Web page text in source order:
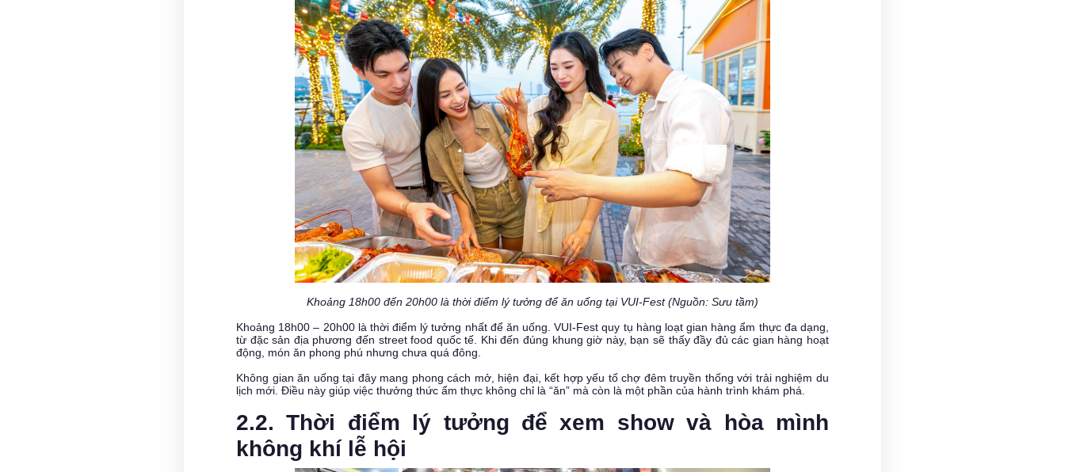
Khoảng 18h00 đến 20h00 là thời điểm lý tưởng để ăn uống tại VUI-Fest (Nguồn: Sưu tầm)
Khoảng 18h00 – 20h00 là thời điểm lý tưởng nhất để ăn uống. VUI-Fest quy tụ hàng loạt gian hàng ẩm thực đa dạng,
từ đặc sản địa phương đến street food quốc tế. Khi đến đúng khung giờ này, bạn sẽ thấy đầy đủ các gian hàng hoạt
động, món ăn phong phú nhưng chưa quá đông.
Không gian ăn uống tại đây mang phong cách mở, hiện đại, kết hợp yếu tố chợ đêm truyền thống với trải nghiệm du
lịch mới. Điều này giúp việc thưởng thức ẩm thực không chỉ là “ăn” mà còn là một phần của hành trình khám phá.
2.2. Thời điểm lý tưởng để xem show và hòa mình
không khí lễ hội